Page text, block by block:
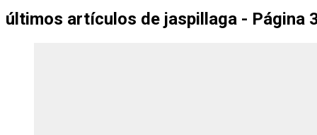
últimos artículos de jaspillaga - Página